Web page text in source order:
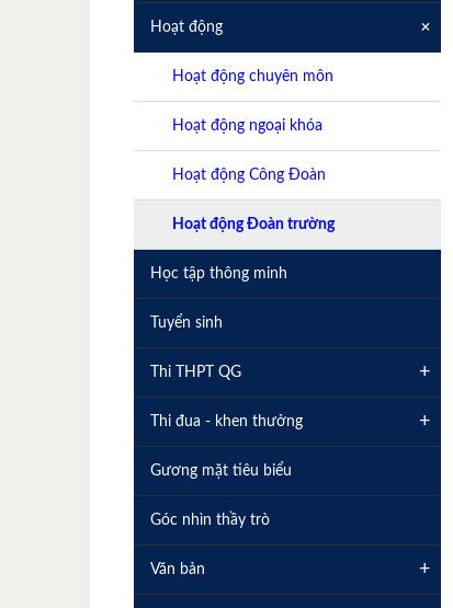
Hoạt động +
Hoạt động chuyên môn
Hoạt động ngoại khóa
Hoạt động Công Đoàn
Hoạt động Đoàn trường
Học tập thông minh
Tuyển sinh
Thi THPT QG +
Thi đua - khen thưởng +
Gương mặt tiêu biểu
Góc nhìn thầy trò
Văn bản +